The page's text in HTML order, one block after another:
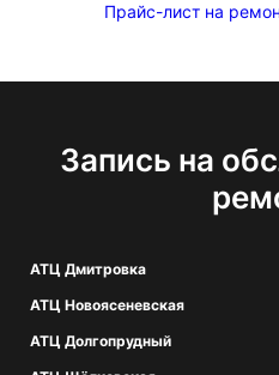
Прайс-лист на
Запись на
АТЦ Дмитровка
АТЦ Новоясеневская
АТЦ Долгопрудный